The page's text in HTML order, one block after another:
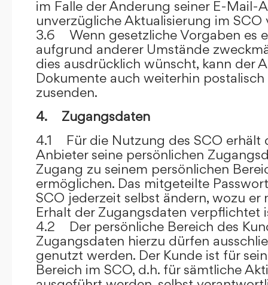
im Falle der Änderung seiner E-Mail-
unverzügliche Aktualisierung im SCO
3.6 Wenn gesetzliche Vorgaben es
aufgrund anderer Umstände
dies ausdrücklich wünscht, kann der
Dokumente auch weiterhin
zusenden.
4. Zugangsdaten
4.1 Für die Nutzung des SCO erhält
Anbieter seine persönlichen
Zugang zu seinem persönlichen
ermöglichen. Das mitgeteilte
SCO jederzeit selbst ändern, wozu er
Erhalt der Zugangsdaten verpflichtet
4.2 Der persönliche Bereich des
Zugangsdaten hierzu dürfen
genutzt werden. Der Kunde ist für
Bereich im SCO, d.h. für sämtliche